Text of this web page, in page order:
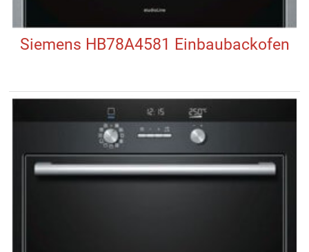
Siemens HB78A4581 Einbaubackofen